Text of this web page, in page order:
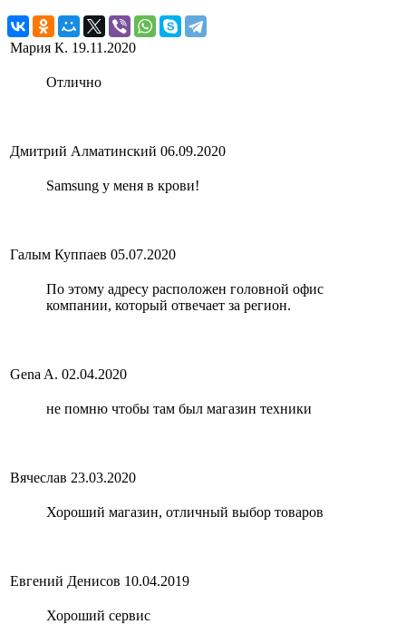
Мария К. 19.11.2020
Отлично
Дмитрий Алматинский 06.09.2020
Samsung у меня в крови!
Галым Куппаев 05.07.2020
По этому адресу расположен головной офис
компании, который отвечает за регион.
Gena A. 02.04.2020
не помню чтобы там был магазин техники
Вячеслав 23.03.2020
Хороший магазин, отличный выбор товаров
Евгений Денисов 10.04.2019
Хороший сервис